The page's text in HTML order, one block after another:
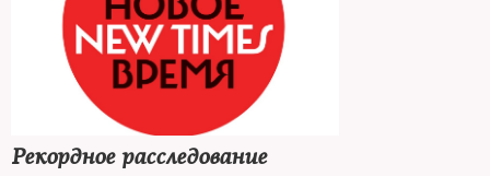
Рекордное расследование